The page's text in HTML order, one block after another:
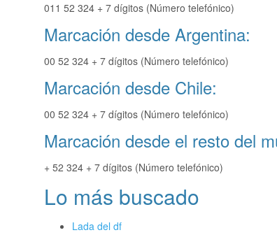
011 52 324 + 7 dígitos (Número telefónico)
Marcación desde Argentina:
00 52 324 + 7 dígitos (Número telefónico)
Marcación desde Chile:
00 52 324 + 7 dígitos (Número telefónico)
Marcación desde el resto del
+ 52 324 + 7 dígitos (Número telefónico)
Lo más buscado
Lada del df